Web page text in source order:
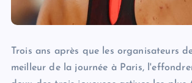
Trois ans après que les organisateurs
meilleur de la journée à Paris,